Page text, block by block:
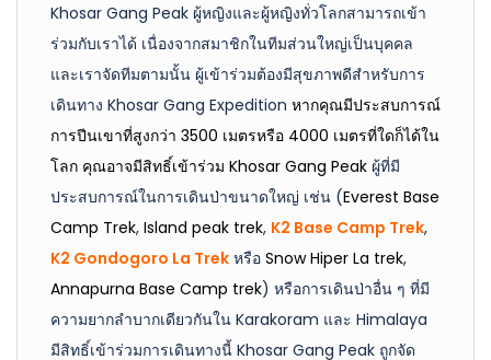
Khosar Gang Peak ผู้หญิงและผู้หญิงทั่วโลกสามารถเข้า
ร่วมกับเราได้ เนื่องจากสมาชิกในทีมส่วนใหญ่เป็นบุคคล
และเราจัดทีมตามนั้น ผู้เข้าร่วมต้องมีสุขภาพดีสำหรับการ
เดินทาง Khosar Gang Expedition หากคุณมีประสบการณ์
การปีนเขาที่สูงกว่า 3500 เมตรหรือ 4000 เมตรที่ใดก็ได้ใน
โลก คุณอาจมีสิทธิ์เข้าร่วม Khosar Gang Peak ผู้ที่มี
ประสบการณ์ในการเดินป่าขนาดใหญ่ เช่น (Everest Base
Camp Trek, Island peak trek, K2 Base Camp Trek,
K2 Gondogoro La Trek หรือ Snow Hiper La trek,
Annapurna Base Camp trek) หรือการเดินป่าอื่น ๆ ที่มี
ความยากลำบากเดียวกันใน Karakoram และ Himalaya
มีสิทธิ์เข้าร่วมการเดินทางนี้ Khosar Gang Peak ถูกจัด